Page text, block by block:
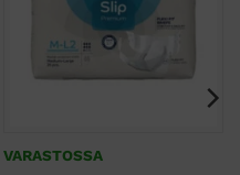
VARASTOSSA